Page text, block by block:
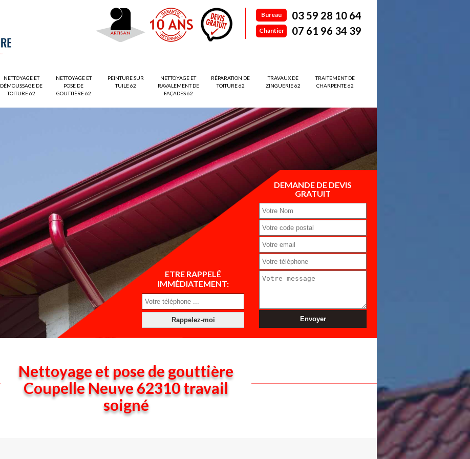
Bureau 03 59 28 10 64
Chantier 07 61 96 34 39
NETTOYAGE ET
DÉMOUSSAGE DE
TOITURE 62
NETTOYAGE ET
POSE DE
GOUTTIÈRE 62
PEINTURE SUR
TUILE 62
NETTOYAGE ET
RAVALEMENT DE
FAÇADES 62
RÉPARATION DE
TOITURE 62
TRAVAUX DE
ZINGUERIE 62
TRAITEMENT DE
CHARPENTE 62
ETRE RAPPELÉ
IMMÉDIATEMENT:
DEMANDE DE DEVIS
GRATUIT
Nettoyage et pose de gouttière
Coupelle Neuve 62310 travail
soigné